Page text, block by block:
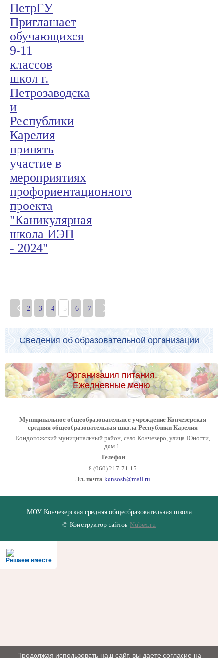
ПетрГУ
Приглашает
обучающихся
9-11
классов
школ г.
Петрозаводска
и
Республики
Карелия
принять
участие в
мероприятиях
профориентационного
проекта
"Каникулярная
школа ИЭП
- 2024"
2 3 4 5 6 7
Сведения об образовательной организации
Организация питания.
Ежедневные меню
Муниципальное общеобразовательное учреждение Кончезерская
средняя общеобразовательная школа Республики Карелия
Кондопожский муниципальный район, село Кончезеро, улица Юности,
дом 1.
Телефон
8 (960) 217-71-15
Эл. почта konsosh@mail.ru
МОУ Кончезерская средняя общеобразовательная школа
© Конструктор сайтов Nubex.ru
Решаем вместе
Продолжая использовать наш сайт, вы даете согласие на